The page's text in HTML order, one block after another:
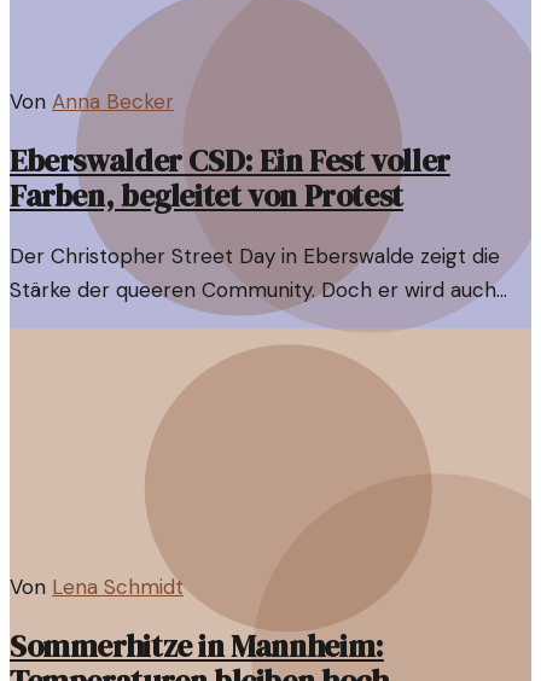
Von Anna Becker
Eberswalder CSD: Ein Fest voller
Farben, begleitet von Protest
Der Christopher Street Day in Eberswalde zeigt die
Stärke der queeren Community. Doch er wird auch
von rechtem Protest überschattet, was die Diskussion
um Vielfalt und Toleranz neu entfacht.
Von Lena Schmidt
Sommerhitze in Mannheim: